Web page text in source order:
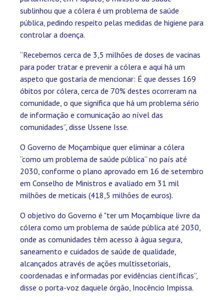
sublinhou que a cólera é um problema de saúde
pública, pedindo respeito pelas medidas de higiene para
controlar a doença.
“Recebemos cerca de 3,5 milhões de doses de vacinas
para poder tratar e prevenir a cólera e aqui há um
aspeto que gostaria de mencionar: É que desses 169
óbitos por cólera, cerca de 70% destes ocorreram na
comunidade, o que significa que há um problema sério
de informação e comunicação ao nível das
comunidades”, disse Ussene Isse.
O Governo de Moçambique quer eliminar a cólera
“como um problema de saúde pública” no país até
2030, conforme o plano aprovado em 16 de setembro
em Conselho de Ministros e avaliado em 31 mil
milhões de meticais (418,5 milhões de euros).
O objetivo do Governo é "ter um Moçambique livre da
cólera como um problema de saúde pública até 2030,
onde as comunidades têm acesso à água segura,
saneamento e cuidados de saúde de qualidade,
alcançados através de ações multissetoriais,
coordenadas e informadas por evidências científicas”,
disse o porta-voz daquele órgão, Inocêncio Impissa.